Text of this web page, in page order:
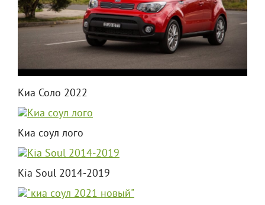
Киа Соло 2022
Киа соул лого
Kia Soul 2014-2019